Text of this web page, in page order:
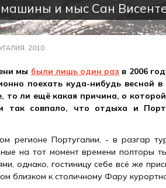
и мыс Сан
2010
мы были лишь один раз в 2006
поехать куда-нибудь весной
то ли ещё какая причина, о
так совпало, что отдыха и
Португалии, - в разгар
на тот момент времени полторы
однако, гостиницу себе всё же
близком к столичному Фару